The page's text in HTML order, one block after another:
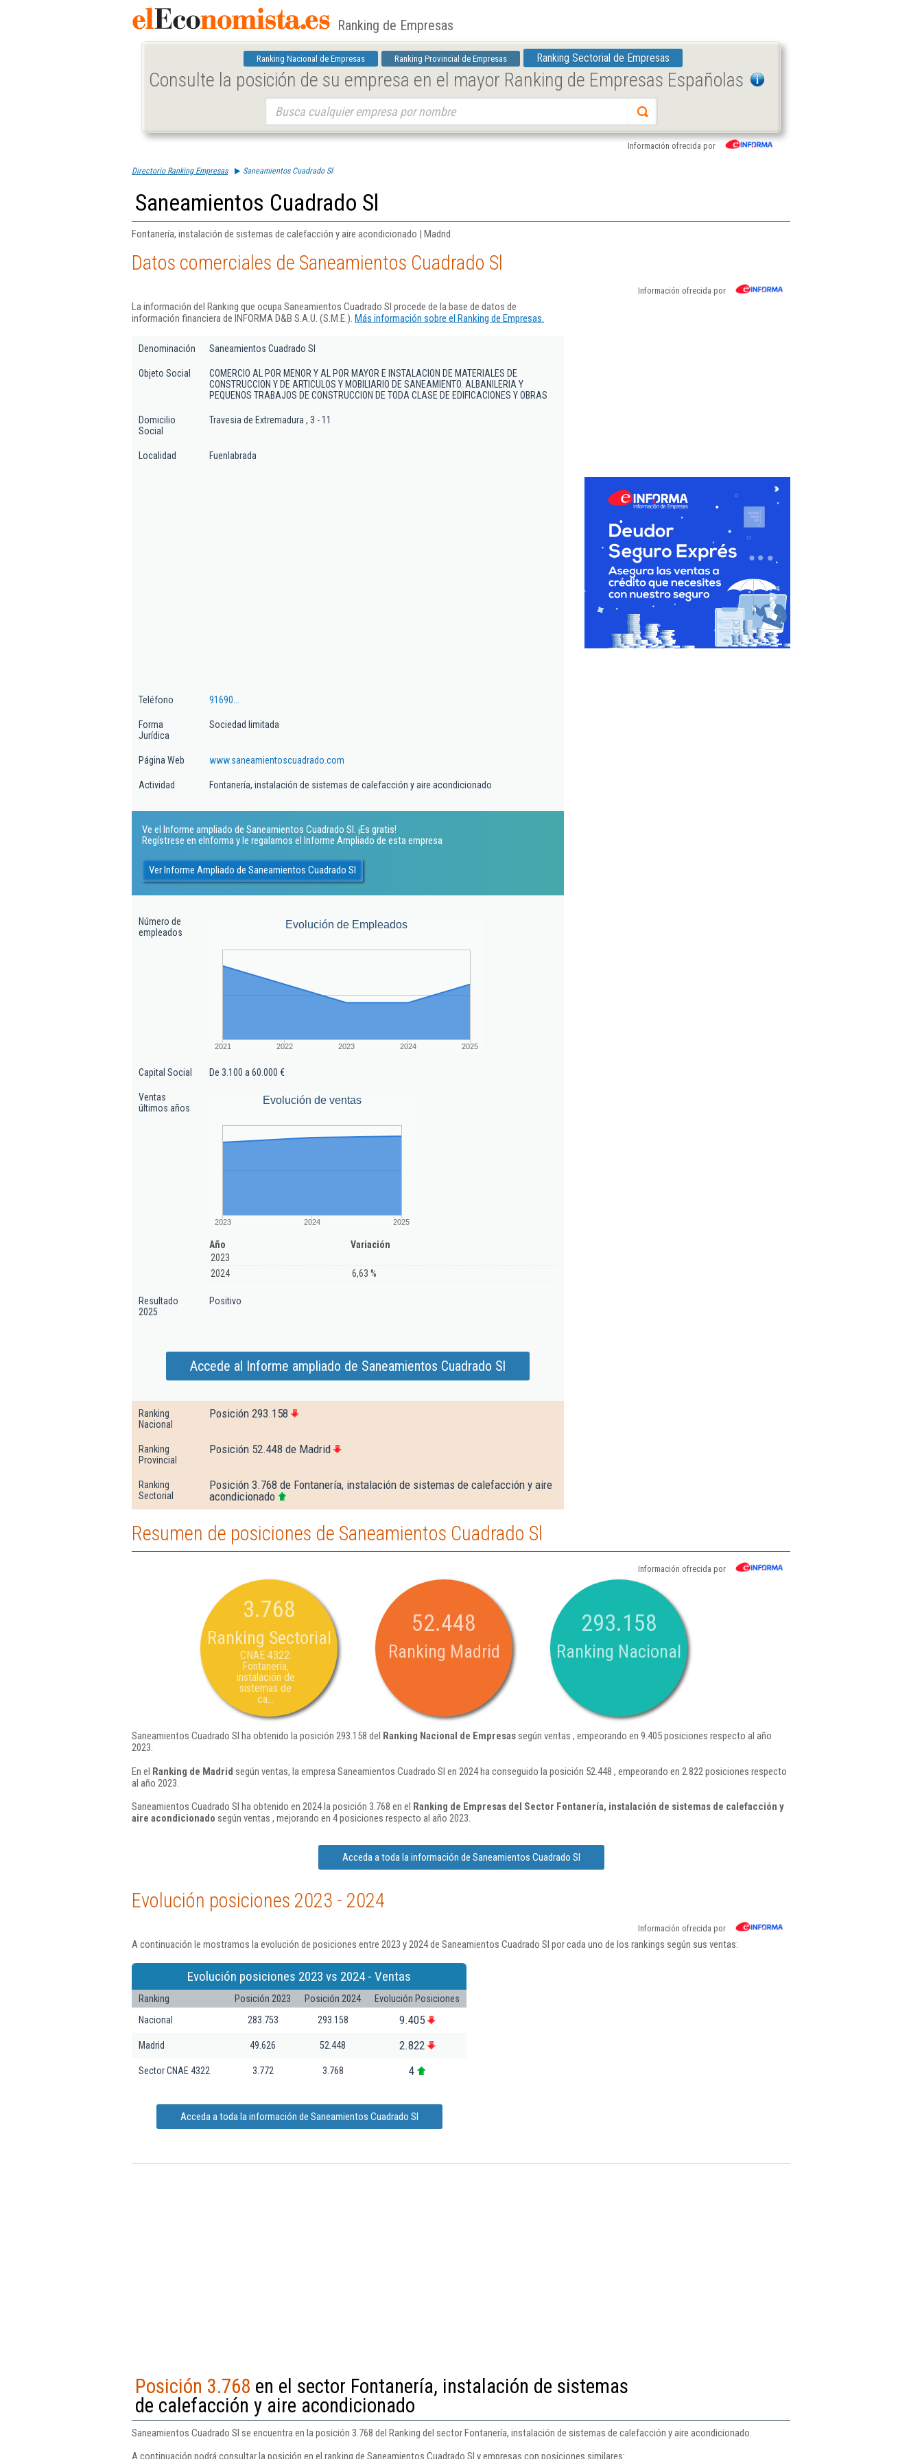
Ranking de Empresas
Ranking Nacional de Empresas Ranking Provincial de Empresas Ranking Sectorial de Empresas
Consulte la posición de su empresa en el mayor Ranking de Empresas Españolas
Información ofrecida por
Directorio Ranking Empresas Saneamientos Cuadrado Sl
Saneamientos Cuadrado Sl
Fontanería, instalación de sistemas de calefacción y aire acondicionado | Madrid
Datos comerciales de Saneamientos Cuadrado Sl
Información ofrecida por
La información del Ranking que ocupa Saneamientos Cuadrado Sl procede de la base de datos de
información financiera de INFORMA D&B S.A.U. (S.M.E.). Más información sobre el Ranking de Empresas.
Denominación Saneamientos Cuadrado Sl
Objeto Social
COMERCIO AL POR MENOR Y AL POR MAYOR E INSTALACION DE MATERIALES DE
CONSTRUCCION Y DE ARTICULOS Y MOBILIARIO DE SANEAMIENTO. ALBANILERIA Y
PEQUENOS TRABAJOS DE CONSTRUCCION DE TODA CLASE DE EDIFICACIONES Y OBRAS
Domicilio
Social
Travesia de Extremadura , 3 - 11
Localidad Fuenlabrada
Teléfono 91690...
Forma
Jurídica
Sociedad limitada
Página Web www.saneamientoscuadrado.com
Actividad Fontanería, instalación de sistemas de calefacción y aire acondicionado
Ve el Informe ampliado de Saneamientos Cuadrado Sl. ¡Es gratis!
Regístrese en eInforma y le regalamos el Informe Ampliado de esta empresa
Ver Informe Ampliado de Saneamientos Cuadrado Sl
Número de
empleados
Evolución de Empleados
2021 2022 2023 2024 2025
Capital Social De 3.100 a 60.000 €
Ventas
últimos años
Evolución de ventas
2023 2024 2025
Año
Variación
2023
2024
6,63 %
Resultado
2025
Positivo
Accede al Informe ampliado de Saneamientos Cuadrado Sl
Ranking
Nacional
Posición 293.158
Ranking
Provincial
Posición 52.448 de Madrid
Ranking
Sectorial
Posición 3.768 de Fontanería, instalación de sistemas de calefacción y aire
acondicionado
Resumen de posiciones de Saneamientos Cuadrado Sl
Información ofrecida por
3.768
Ranking Sectorial
CNAE 4322:
Fontanería,
instalación de
sistemas de
ca...
52.448
Ranking Madrid
293.158
Ranking Nacional
Saneamientos Cuadrado Sl ha obtenido la posición 293.158 del Ranking Nacional de Empresassegún ventas , empeorando en 9.405 posiciones respecto al año
2023.
En el Ranking de Madrid según ventas, la empresa Saneamientos Cuadrado Sl en 2024 ha conseguido la posición 52.448 , empeorando en 2.822 posiciones respecto
al año 2023.
Saneamientos Cuadrado Sl ha obtenido en 2024 la posición 3.768 en el Ranking de Empresas del Sector Fontanería, instalación de sistemas de calefacción y
aire acondicionado según ventas , mejorando en 4 posiciones respecto al año 2023.
Acceda a toda la información de Saneamientos Cuadrado Sl
Evolución posiciones 2023 - 2024
Información ofrecida por
A continuación le mostramos la evolución de posiciones entre 2023 y 2024 de Saneamientos Cuadrado Sl por cada uno de los rankings según sus ventas:
Evolución posiciones 2023 vs 2024 - Ventas
Ranking Posición 2023 Posición 2024
Evolución Posiciones
Nacional
283.753 293.158 9.405
Madrid 49.626 52.448 2.822
Sector CNAE 4322 3.772 3.768 4
Acceda a toda la información de Saneamientos Cuadrado Sl
Posición 3.768 en el sector Fontanería, instalación de sistemas
de calefacción y aire acondicionado
Saneamientos Cuadrado Sl se encuentra en la posición 3.768 del Ranking del sector Fontanería, instalación de sistemas de calefacción y aire acondicionado.
A continuación podrá consultar la posición en el ranking de Saneamientos Cuadrado Sl y empresas con posiciones similares: